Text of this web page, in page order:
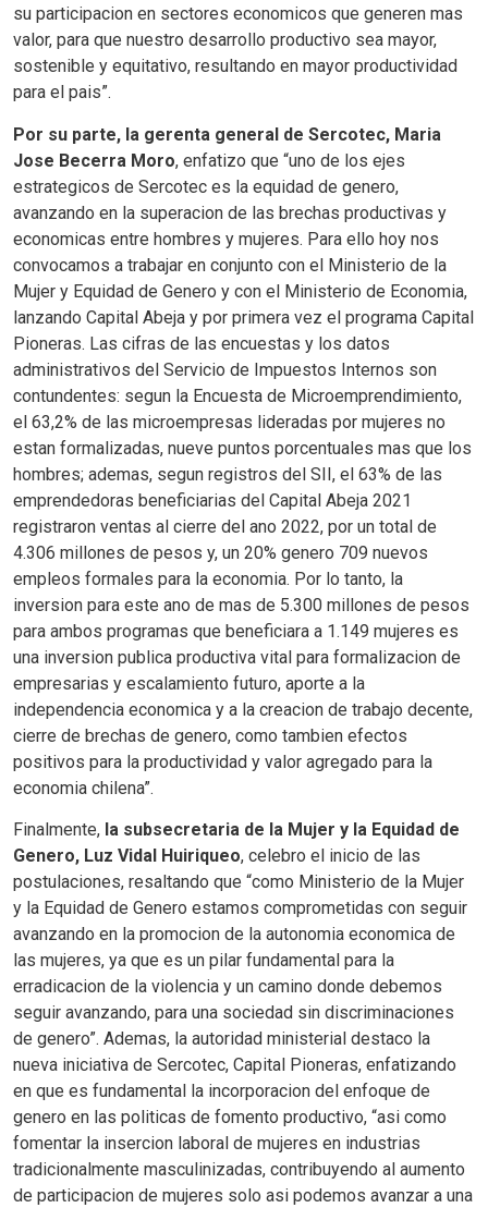
su participacion en sectores economicos que generen mas
valor, para que nuestro desarrollo productivo sea mayor,
sostenible y equitativo, resultando en mayor productividad
para el pais”.
Por su parte, la gerenta general de Sercotec, Maria
Jose Becerra Moro, enfatizo que “uno de los ejes
estrategicos de Sercotec es la equidad de genero,
avanzando en la superacion de las brechas productivas y
economicas entre hombres y mujeres. Para ello hoy nos
convocamos a trabajar en conjunto con el Ministerio de la
Mujer y Equidad de Genero y con el Ministerio de Economia,
lanzando Capital Abeja y por primera vez el programa Capital
Pioneras. Las cifras de las encuestas y los datos
administrativos del Servicio de Impuestos Internos son
contundentes: segun la Encuesta de Microemprendimiento,
el 63,2% de las microempresas lideradas por mujeres no
estan formalizadas, nueve puntos porcentuales mas que los
hombres; ademas, segun registros del SII, el 63% de las
emprendedoras beneficiarias del Capital Abeja 2021
registraron ventas al cierre del ano 2022, por un total de
4.306 millones de pesos y, un 20% genero 709 nuevos
empleos formales para la economia. Por lo tanto, la
inversion para este ano de mas de 5.300 millones de pesos
para ambos programas que beneficiara a 1.149 mujeres es
una inversion publica productiva vital para formalizacion de
empresarias y escalamiento futuro, aporte a la
independencia economica y a la creacion de trabajo decente,
cierre de brechas de genero, como tambien efectos
positivos para la productividad y valor agregado para la
economia chilena”.
Finalmente, la subsecretaria de la Mujer y la Equidad de
Genero, Luz Vidal Huiriqueo, celebro el inicio de las
postulaciones, resaltando que “como Ministerio de la Mujer
y la Equidad de Genero estamos comprometidas con seguir
avanzando en la promocion de la autonomia economica de
las mujeres, ya que es un pilar fundamental para la
erradicacion de la violencia y un camino donde debemos
seguir avanzando, para una sociedad sin discriminaciones
de genero”. Ademas, la autoridad ministerial destaco la
nueva iniciativa de Sercotec, Capital Pioneras, enfatizando
en que es fundamental la incorporacion del enfoque de
genero en las politicas de fomento productivo, “asi como
fomentar la insercion laboral de mujeres en industrias
tradicionalmente masculinizadas, contribuyendo al aumento
de participacion de mujeres solo asi podemos avanzar a una